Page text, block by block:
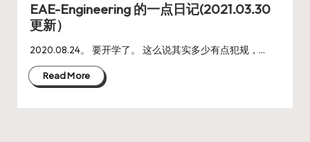
EAE-Engineering 的一点日记(2021.03.30
更新）
2020.08.24。 要开学了。 这么说其实多少有点犯规，…
Read More